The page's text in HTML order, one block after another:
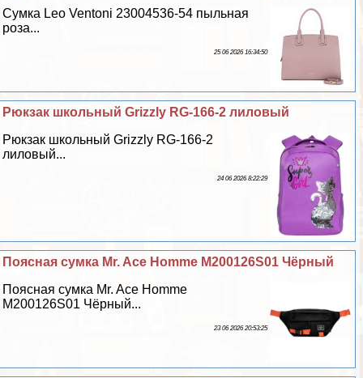
Сумка Leo Ventoni 23004536-54 пыльная
роза...
25 06 2026 16:34:50
Рюкзак школьный Grizzly RG-166-2 лиловый
Рюкзак школьный Grizzly RG-166-2
лиловый...
24 06 2026 8:22:29
Поясная сумка Mr. Ace Homme M200126S01 Чёрный
Поясная сумка Mr. Ace Homme
M200126S01 Чёрный...
23 06 2026 20:53:25